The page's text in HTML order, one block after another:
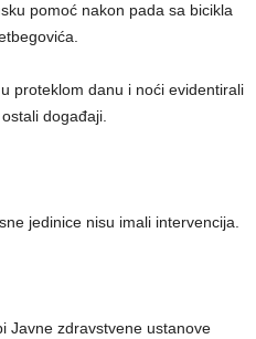
pomoć nakon pada sa bicikla
proteklom danu i noći evidentirali
događaji.
jedinice nisu imali intervencija.
Javne zdravstvene ustanove